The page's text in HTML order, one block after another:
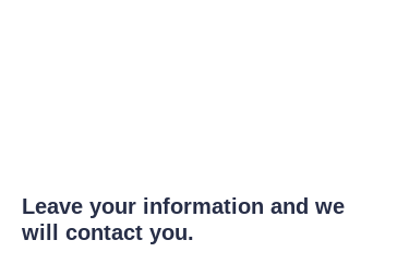
Leave your information and we
will contact you.